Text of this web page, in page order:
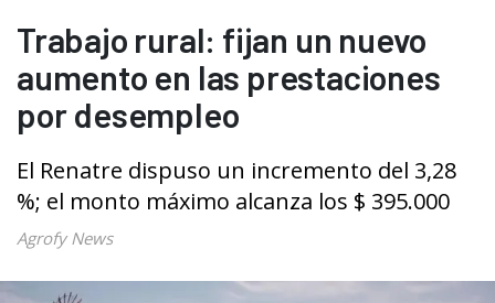
Trabajo rural: fijan un nuevo
aumento en las prestaciones
por desempleo
El Renatre dispuso un incremento del 3,28
%; el monto máximo alcanza los $ 395.000
Agrofy News